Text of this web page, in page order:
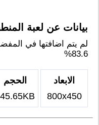
بيانات عن لعبة
لم يتم اضافتها في
83.6%
الابعاد
800x450
الحجم